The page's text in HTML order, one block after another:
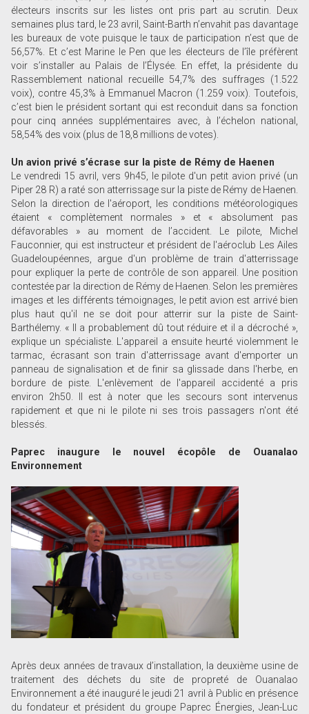
électeurs inscrits sur les listes ont pris part au scrutin. Deux
semaines plus tard, le 23 avril, Saint-Barth n’envahit pas davantage
les bureaux de vote puisque le taux de participation n’est que de
56,57%. Et c’est Marine le Pen que les électeurs de l’île préfèrent
voir s’installer au Palais de l’Élysée. En effet, la présidente du
Rassemblement national recueille 54,7% des suffrages (1.522
voix), contre 45,3% à Emmanuel Macron (1.259 voix). Toutefois,
c’est bien le président sortant qui est reconduit dans sa fonction
pour cinq années supplémentaires avec, à l’échelon national,
58,54% des voix (plus de 18,8 millions de votes).
Un avion privé s’écrase sur la piste de Rémy de Haenen
Le vendredi 15 avril, vers 9h45, le pilote d'un petit avion privé (un
Piper 28 R) a raté son atterrissage sur la piste de Rémy de Haenen.
Selon la direction de l'aéroport, les conditions météorologiques
étaient « complètement normales » et « absolument pas
défavorables » au moment de l’accident. Le pilote, Michel
Fauconnier, qui est instructeur et président de l'aéroclub Les Ailes
Guadeloupéennes, argue d'un problème de train d'atterrissage
pour expliquer la perte de contrôle de son appareil. Une position
contestée par la direction de Rémy de Haenen. Selon les premières
images et les différents témoignages, le petit avion est arrivé bien
plus haut qu'il ne se doit pour atterrir sur la piste de Saint-
Barthélemy. « Il a probablement dû tout réduire et il a décroché »,
explique un spécialiste. L'appareil a ensuite heurté violemment le
tarmac, écrasant son train d'atterrissage avant d'emporter un
panneau de signalisation et de finir sa glissade dans l'herbe, en
bordure de piste. L'enlèvement de l'appareil accidenté a pris
environ 2h50. Il est à noter que les secours sont intervenus
rapidement et que ni le pilote ni ses trois passagers n'ont été
blessés.
Paprec inaugure le nouvel écopôle de Ouanalao
Environnement
Après deux années de travaux d’installation, la deuxième usine de
traitement des déchets du site de propreté de Ouanalao
Environnement a été inauguré le jeudi 21 avril à Public en présence
du fondateur et président du groupe Paprec Énergies, Jean-Luc